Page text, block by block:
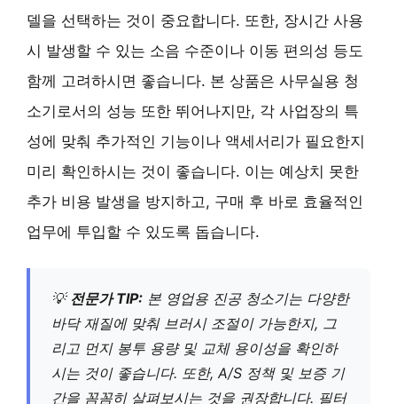
델을 선택하는 것이 중요합니다. 또한, 장시간 사용
시 발생할 수 있는 소음 수준이나 이동 편의성 등도
함께 고려하시면 좋습니다. 본 상품은 사무실용 청
소기로서의 성능 또한 뛰어나지만, 각 사업장의 특
성에 맞춰 추가적인 기능이나 액세서리가 필요한지
미리 확인하시는 것이 좋습니다. 이는 예상치 못한
추가 비용 발생을 방지하고, 구매 후 바로 효율적인
업무에 투입할 수 있도록 돕습니다.
💡 전문가 TIP: 본 영업용 진공 청소기는 다양한
바닥 재질에 맞춰 브러시 조절이 가능한지, 그
리고 먼지 봉투 용량 및 교체 용이성을 확인하
시는 것이 좋습니다. 또한, A/S 정책 및 보증 기
간을 꼼꼼히 살펴보시는 것을 권장합니다. 필터